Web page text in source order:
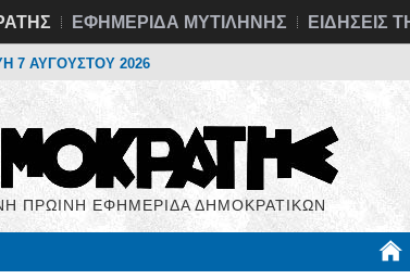
ΕΦΗΜΕΡΙΔΑ ΜΥΤΙΛΗΝΗΣ ΕΙΔΗΣΕΙΣ
7 ΑΥΓΟΥΣΤΟΥ 2026
ΠΡΩΙΝΗ ΕΦΗΜΕΡΙΔΑ ΔΗΜΟΚΡΑΤΙΚΩΝ